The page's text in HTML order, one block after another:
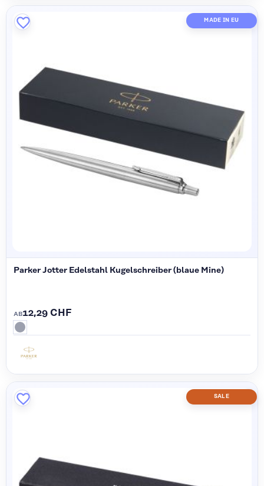
MADE IN EU
Parker Jotter Edelstahl Kugelschreiber (blaue Mine)
AB12,29 CHF
SALE